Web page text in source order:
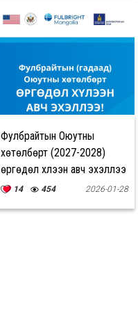
Фулбрайтын Оюутны
хөтөлбөрт (2027-2028)
өргөдөл хүлээн авч эхэллээ
14 454 2026-01-28